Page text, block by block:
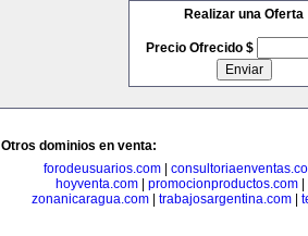
Realizar una Oferta
Precio Ofrecido $
Otros dominios en venta:
forodeusuarios.com
hoyventa.com| promocionproductos.com|
zonanicaragua.com
trabajosargentina.com